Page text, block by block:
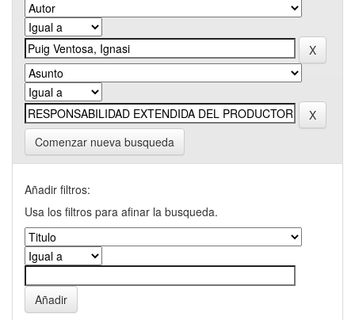
Comenzar nueva busqueda
Añadir filtros:
Usa los filtros para afinar la busqueda.